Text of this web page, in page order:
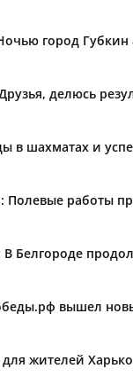
город
делюсь
в шахматах и
Полевые работы
Белгороде
вышел
жителей